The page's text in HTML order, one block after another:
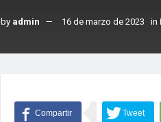
by admin 16 de marzo de 2023 in